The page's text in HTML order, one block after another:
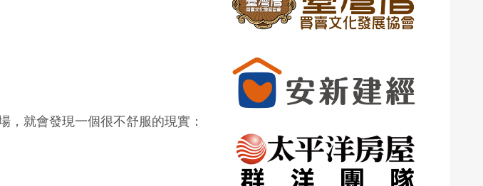
，就會發現一個很不舒服的現實：